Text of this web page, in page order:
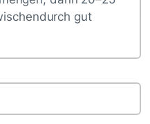
gut